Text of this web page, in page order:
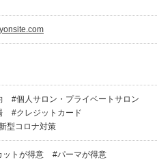
#個人サロン・プライベートサロン
#クレジットカード
型コロナ対策
ットが得意
#パーマが得意